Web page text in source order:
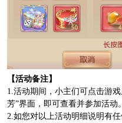
【活动备注】
1.活动期间，小主们可点击游
芳”界面，即可查看并参加活动。
2.如您对以上活动明细说明有